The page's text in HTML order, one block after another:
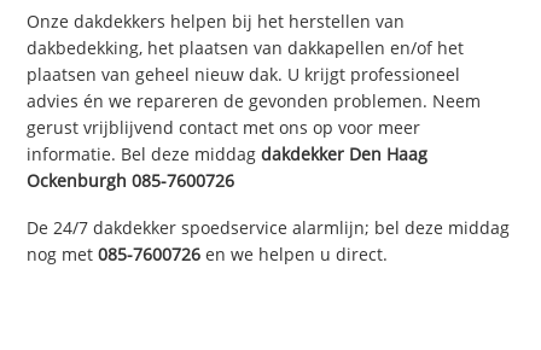
Onze dakdekkers helpen bij het herstellen van
dakbedekking, het plaatsen van dakkapellen en/of het
plaatsen van geheel nieuw dak. U krijgt professioneel
advies én we repareren de gevonden problemen. Neem
gerust vrijblijvend contact met ons op voor meer
informatie. Bel deze middagdakdekker Den Haag
Ockenburgh 085-7600726
De 24/7 dakdekker spoedservice alarmlijn; bel deze middag
nog met085-7600726 en we helpen u direct.